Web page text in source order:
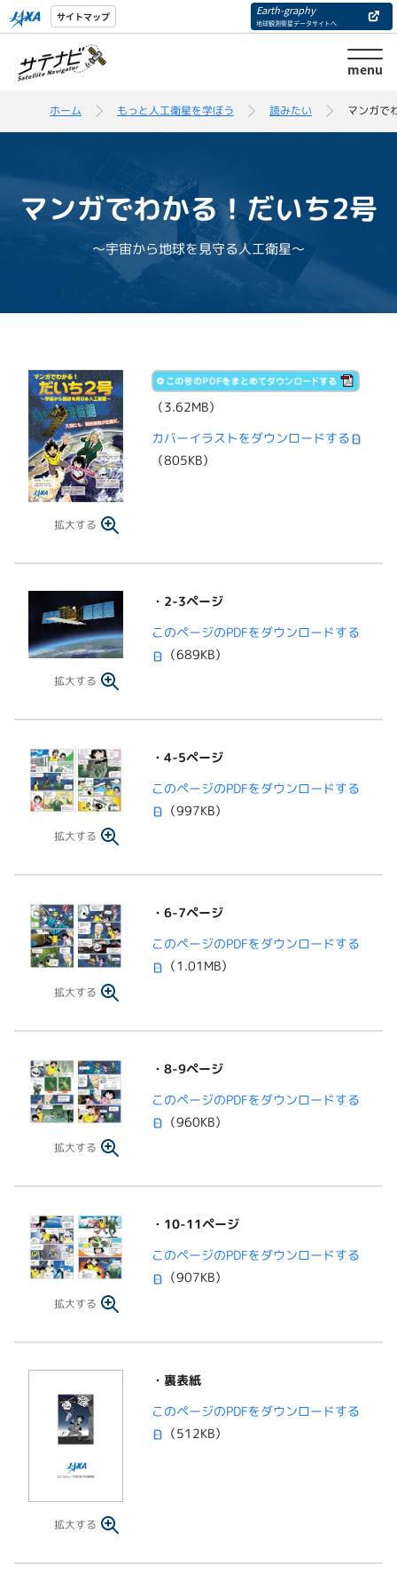
サイトマップ Earth-graphy
地球観測衛星データサイトへ
menu
ホーム もっと人工衛星を学ぼう 読みたい マンガで
マンガでわかる！だいち2号
～宇宙から地球を見守る人工衛星～
拡大する
（3.62MB）
カバーイラストをダウンロードする
（805KB）
拡大する
・2-3ページ
このページのPDFをダウンロードする
（689KB）
拡大する
・4-5ページ
このページのPDFをダウンロードする
（997KB）
拡大する
・6-7ページ
このページのPDFをダウンロードする
（1.01MB）
拡大する
・8-9ページ
このページのPDFをダウンロードする
（960KB）
拡大する
・10-11ページ
このページのPDFをダウンロードする
（907KB）
拡大する
・裏表紙
このページのPDFをダウンロードする
（512KB）